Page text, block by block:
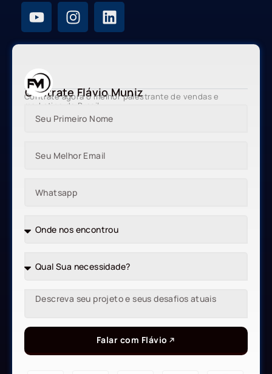
Contrate Flávio Muniz
Contrate agora o melhor palestrante de vendas e
marketing do Brasil
Falar com Flávio